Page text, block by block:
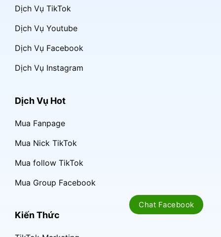
Dịch Vụ TikTok
Dịch Vụ Youtube
Dịch Vụ Facebook
Dịch Vụ Instagram
Dịch Vụ Hot
Mua Fanpage
Mua Nick TikTok
Mua follow TikTok
Mua Group Facebook
Kiến Thức
Chat Facebook